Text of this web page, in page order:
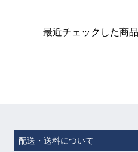
最近チェックした商
配送・送料について